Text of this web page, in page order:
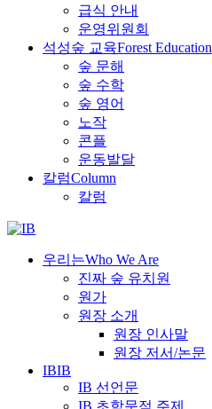
급식 안내
운영위원회
석성숲 교육Forest Education
숲 문해
숲 수학
숲 영어
노작
콘플
운동발달
칼럼Column
칼럼
우리는Who We Are
진짜 숲 유치원
원가
원장 소개
원장 인사말
원장 저서/논문
IBIB
IB 선언문
IB 초학문적 주제